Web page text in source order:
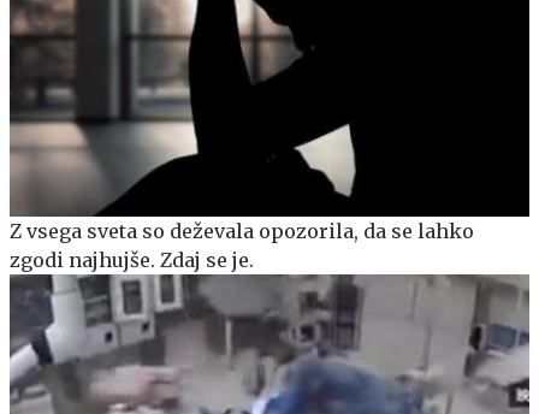
Z vsega sveta so deževala opozorila, da se lahko
zgodi najhujše. Zdaj se je.